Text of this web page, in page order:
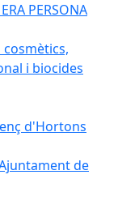
PERSONA
i biocides
d'Hortons
de